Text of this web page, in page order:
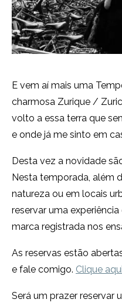
E vem aí mais uma
charmosa Zurique /
volto a essa terra que
e onde já me sinto em
Desta vez a novidade
Nesta temporada, além
natureza ou em locais
reservar uma
marca registrada nos
As reservas estão
e fale comigo. Clique
Será um prazer reservar